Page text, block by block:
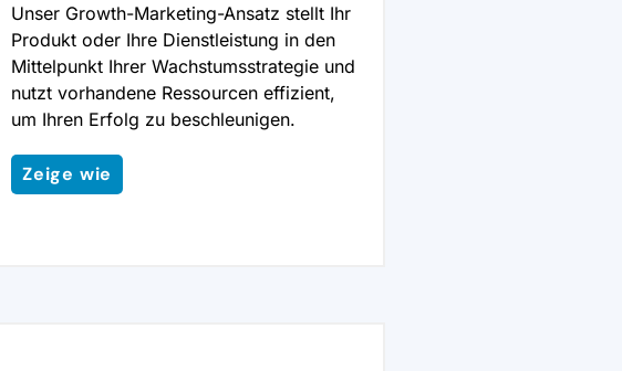
Unser Growth-Marketing-Ansatz stellt Ihr
Produkt oder Ihre Dienstleistung in den
Mittelpunkt Ihrer Wachstumsstrategie und
nutzt vorhandene Ressourcen effizient,
um Ihren Erfolg zu beschleunigen.
Zeige wie